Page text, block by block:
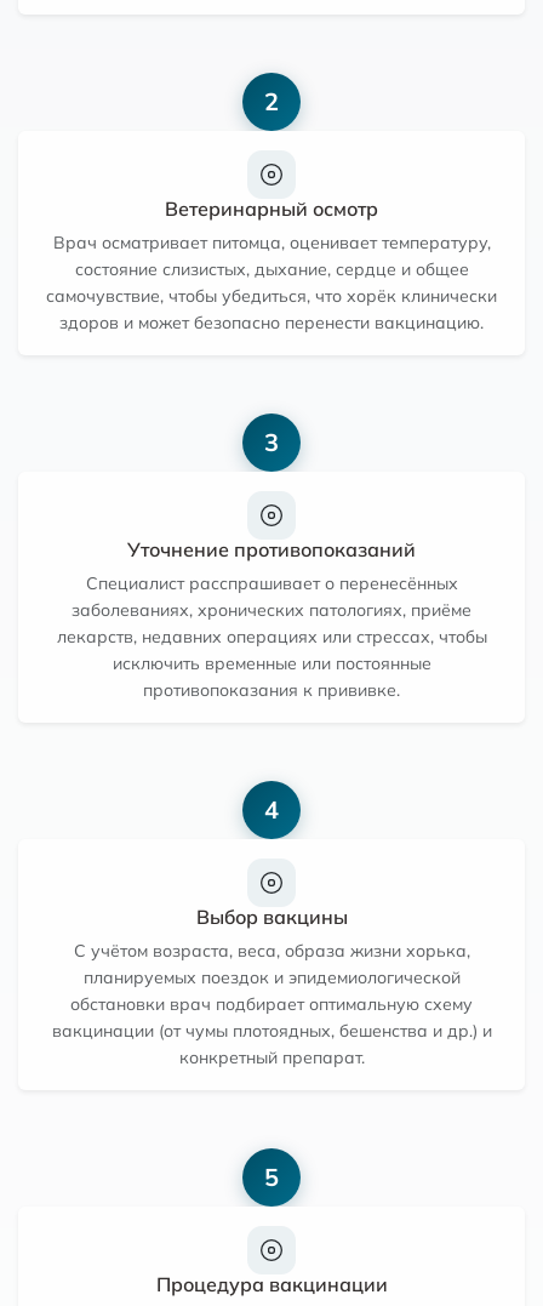
2
Ветеринарный осмотр
Врач осматривает питомца, оценивает температуру,
состояние слизистых, дыхание, сердце и общее
самочувствие, чтобы убедиться, что хорёк клинически
здоров и может безопасно перенести вакцинацию.
3
Уточнение противопоказаний
Специалист расспрашивает о перенесённых
заболеваниях, хронических патологиях, приёме
лекарств, недавних операциях или стрессах, чтобы
исключить временные или постоянные
противопоказания к прививке.
4
Выбор вакцины
С учётом возраста, веса, образа жизни хорька,
планируемых поездок и эпидемиологической
обстановки врач подбирает оптимальную схему
вакцинации (от чумы плотоядных, бешенства и др.) и
конкретный препарат.
5
Процедура вакцинации